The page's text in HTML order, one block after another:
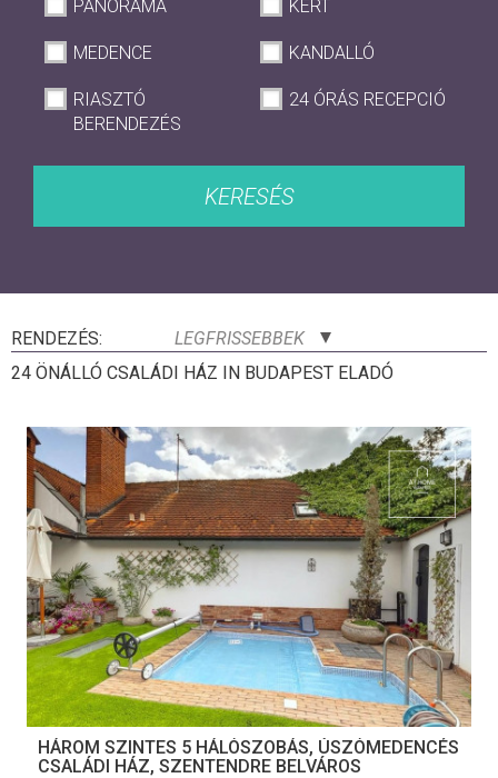
PANORÁMA KERT
MEDENCE KANDALLÓ
RIASZTÓ
BERENDEZÉS
24 ÓRÁS RECEPCIÓ
KERESÉS
RENDEZÉS:
LEGFRISSEBBEK
24 ÖNÁLLÓ CSALÁDI HÁZ IN BUDAPEST ELADÓ
HÁROM SZINTES 5 HÁLÓSZOBÁS, ÚSZÓMEDENCÉS
CSALÁDI HÁZ, SZENTENDRE BELVÁROS